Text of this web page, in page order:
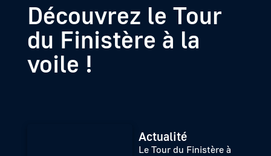
Découvrez le Tour
du Finistère à la
voile !
Actualité
Le Tour du Finistère à